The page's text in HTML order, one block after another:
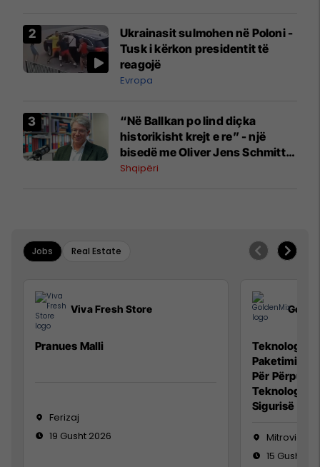
Ukrainasit sulmohen në Poloni -
Tusk i kërkon presidentit të
reagojë
Evropa
“Në Ballkan po lind diçka
historikisht krejt e re” - një
bisedë me Oliver Jens Schmitt
mbi protestat në Shqipëri dhe të
Shqipëri
Jobs Real Estate
Viva Fresh Store
Pranues Malli
Ferizaj
19 Gusht 2026
Teknolog/e
Paketimin e
Për
Teknolog/e
Sigurisë së
Mitrovicë
15 Gusht